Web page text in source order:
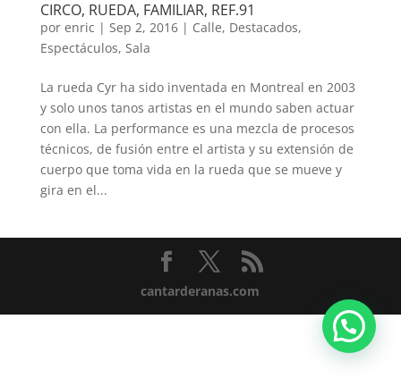
CIRCO, RUEDA, FAMILIAR, REF.91
por enric | Sep 2, 2016| Calle, Destacados,
Espectáculos, Sala
La rueda Cyr ha sido inventada en Montreal en 2003
y solo unos tanos artistas en el mundo saben actuar
con ella. La performance es una mezcla de procesos
técnicos, de fusión entre el artista y su extensión de
cuerpo que toma vida en la rueda que se mueve y
gira en el...
cantarderanas.com